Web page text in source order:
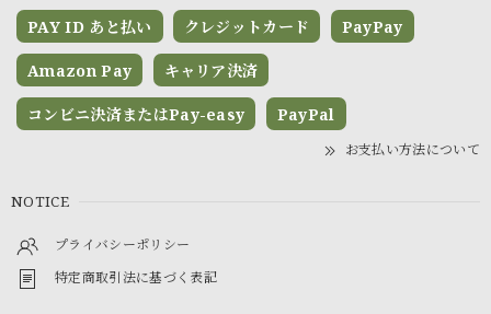
PAY ID あと払い
クレジットカード PayPay
Amazon Pay キャリア決済
コンビニ決済またはPay-easy PayPal
お支払い方法について
NOTICE
プライバシーポリシー
特定商取引法に基づく表記